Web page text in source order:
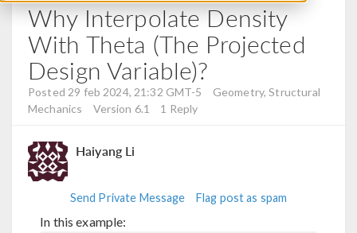
Why Interpolate Density
With Theta (the Projected
Design Variable)?
Posted 29 feb 2024, 21:32 GMT-5
Geometry, Structural
Mechanics
Version 6.1 1 Reply
Haiyang Li
Send Private Message Flag post as spam
In this example: